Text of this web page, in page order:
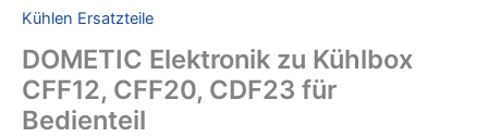
Kühlen Ersatzteile
DOMETIC Elektronik zu Kühlbox
CFF12, CFF20, CDF23 für
Bedienteil